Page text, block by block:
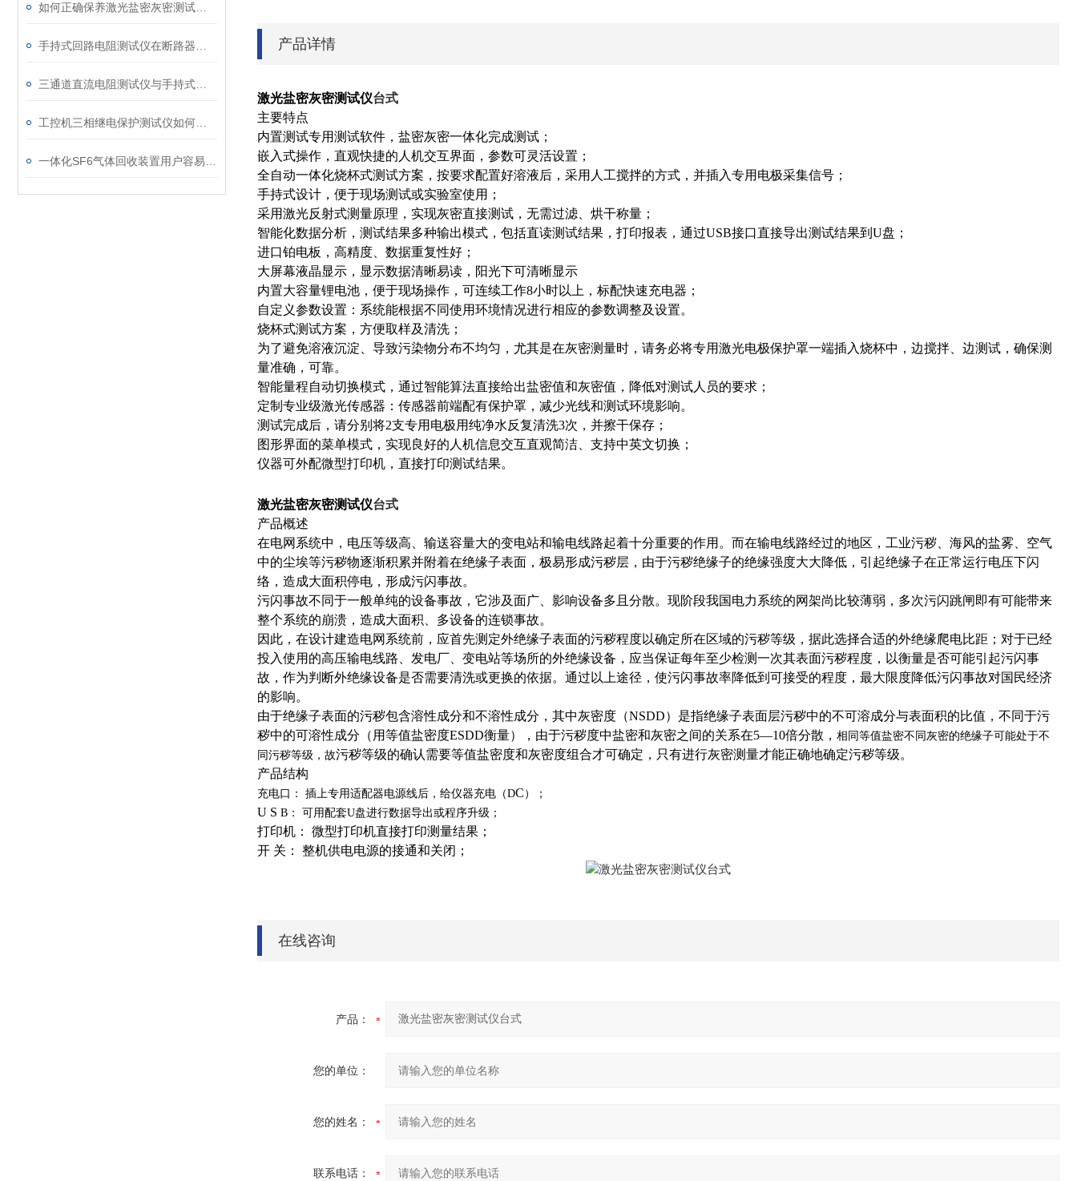
产品详情
激光盐密灰密测试仪台式
主要特点
内置测试专用测试软件，盐密灰密一体化完成测试；
嵌入式操作，直观快捷的人机交互界面，参数可灵活设置；
全自动一体化烧杯式测试方案，按要求配置好溶液后，采用人工搅拌的方式，并插入专用电极采集信号；
手持式设计，便于现场测试或实验室使用；
采用激光反射式测量原理，实现灰密直接测试，无需过滤、烘干称量；
智能化数据分析，测试结果多种输出模式，包括直读测试结果，打印报表，通过USB接口直接导出测试结果到U盘；
进口铂电板，高精度、数据重复性好；
大屏幕液晶显示，显示数据清晰易读，阳光下可清晰显示
内置大容量锂电池，便于现场操作，可连续工作8小时以上，标配快速充电器；
自定义参数设置：系统能根据不同使用环境情况进行相应的参数调整及设置。
烧杯式测试方案，方便取样及清洗；
为了避免溶液沉淀、导致污染物分布不均匀，尤其是在灰密测量时，请务必将专用激光电极保护罩一端插入烧杯中，边搅拌、边测试，确保测
量准确，可靠。
智能量程自动切换模式，通过智能算法直接给出盐密值和灰密值，降低对测试人员的要求；
定制专业级激光传感器：传感器前端配有保护罩，减少光线和测试环境影响。
测试完成后，请分别将2支专用电极用纯净水反复清洗3次，并擦干保存；
图形界面的菜单模式，实现良好的人机信息交互直观简洁、支持中英文切换；
仪器可外配微型打印机，直接打印测试结果。
激光盐密灰密测试仪台式
产品概述
在电网系统中，电压等级高、输送容量大的变电站和输电线路起着十分重要的作用。而在输电线路经过的地区，工业污秽、海风的盐雾、空气
中的尘埃等污秽物逐渐积累并附着在绝缘子表面，极易形成污秽层，由于污秽绝缘子的绝缘强度大大降低，引起绝缘子在正常运行电压下闪
络，造成大面积停电，形成污闪事故。
污闪事故不同于一般单纯的设备事故，它涉及面广、影响设备多且分散。现阶段我国电力系统的网架尚比较薄弱，多次污闪跳闸即有可能带来
整个系统的崩溃，造成大面积、多设备的连锁事故。
因此，在设计建造电网系统前，应首先测定外绝缘子表面的污秽程度以确定所在区域的污秽等级，据此选择合适的外绝缘爬电比距；对于已经
投入使用的高压输电线路、发电厂、变电站等场所的外绝缘设备，应当保证每年至少检测一次其表面污秽程度，以衡量是否可能引起污闪事
故，作为判断外绝缘设备是否需要清洗或更换的依据。通过以上途径，使污闪事故率降低到可接受的程度，最大限度降低污闪事故对国民经济
的影响。
由于绝缘子表面的污秽包含溶性成分和不溶性成分，其中灰密度（NSDD）是指绝缘子表面层污秽中的不可溶成分与表面积的比值，不同于污
秽中的可溶性成分（用等值盐密度ESDD衡量），由于污秽度中盐密和灰密之间的关系在5—10倍分散， 相同等值盐密不同灰密的绝缘子可能处于不
同污秽等级，故污秽等级的确认需要等值盐密度和灰密度组合才可确定，只有进行灰密测量才能正确地确定污秽等级。
产品结构
充电口： 插上专用适配器电源线后，给仪器充电（DC ）；
U S B： 可用配套U盘进行数据导出或程序升级；
打印机： 微型打印机直接打印测量结果；
开 关： 整机供电电源的接通和关闭；
在线咨询
产品：
您的单位：
您的姓名：
联系电话：